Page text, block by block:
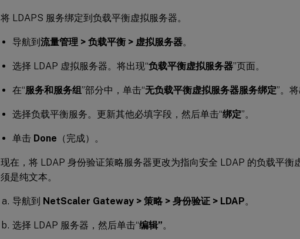
将 LDAPS 服务绑定到负载平衡虚拟服务器。
导航到流量管理 > 负载平衡 > 虚拟服务器。
选择 LDAP 虚拟服务器。将出现“负载平衡虚拟服务器”页面。
在“服务和服务组”部分中，单击“无负载平衡虚拟服务器服务绑定”。
选择负载平衡服务。更新其他必填字段，然后单击“绑定”。
单击 Done （完成）。
现在，将 LDAP 身份验证策略服务器更改为指向安全 LDAP 的负载平衡
须是纯文本。
导航到 NetScaler Gateway > 策略 > 身份验证 > LDAP。
选择 LDAP 服务器，然后单击“编辑”。